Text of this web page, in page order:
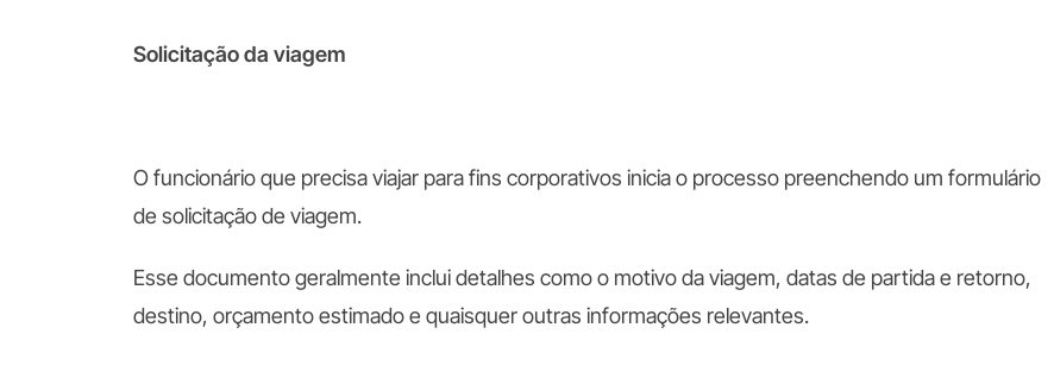
Solicitação da viagem
O funcionário que precisa viajar para fins corporativos inicia o processo preenchendo um formulário
de solicitação de viagem.
Esse documento geralmente inclui detalhes como o motivo da viagem, datas de partida e retorno,
destino, orçamento estimado e quaisquer outras informações relevantes.